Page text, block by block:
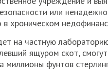
или
в хроническом
на частную
ящуром скот,
миллионы фунтов